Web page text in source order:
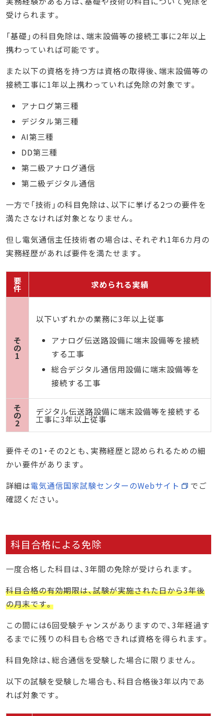
受けられます。
「基礎」の科目免除は、端末設備等の接続工事に2年以上
携わっていれば可能です。
また以下の資格を持つ方は資格の取得後、端末設備等の
接続工事に1年以上携わっていれば免除の対象です。
アナログ第三種
デジタル第三種
AI第三種
DD第三種
第二級アナログ通信
第二級デジタル通信
一方で「技術」の科目免除は、以下に挙げる2つの要件を
満たさなければ対象となりません。
但し電気通信主任技術者の場合は、それぞれ1年6カ月の
実務経歴があれば要件を満たせます。
要
件 求められる実績
そ
の
1
以下いずれかの業務に3年以上従事
アナログ伝送路設備に端末設備等を接続
する工事
総合デジタル通信用設備に端末設備等を
接続する工事
そ
の
2
デジタル伝送路設備に端末設備等を接続する
工事に3年以上従事
要件その1・その2とも、実務経歴と認められるための細
かい要件があります。
詳細は電気通信国家試験センターのWebサイト
でご
確認ください。
科目合格による免除
一度合格した科目は、3年間の免除が受けられます。
科目合格の有効期限は、試験が実施された日から3年後
の月末です。
この間には6回受験チャンスがありますので、3年経過す
るまでに残りの科目も合格できれば資格を得られます。
科目免除は、総合通信を受験した場合に限りません。
以下の試験を受験した場合も、科目合格後3年以内であ
れば対象です。